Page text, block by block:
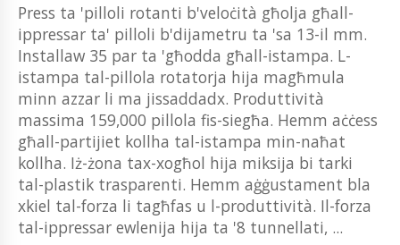
Press ta 'pilloli rotanti b'veloċità għolja għall-
ippressar ta' pilloli b'dijametru ta 'sa 13-il mm.
Installaw 35 par ta 'għodda għall-istampa. L-
istampa tal-pillola rotatorja hija magħmula
minn azzar li ma jissaddadx. Produttività
massima 159,000 pillola fis-siegħa. Hemm aċċess
għall-partijiet kollha tal-istampa min-naħat
kollha. Iż-żona tax-xogħol hija miksija bi tarki
tal-plastik trasparenti. Hemm aġġustament bla
xkiel tal-forza li tagħfas u l-produttività. Il-forza
tal-ippressar ewlenija hija ta '8 tunnellati, ...